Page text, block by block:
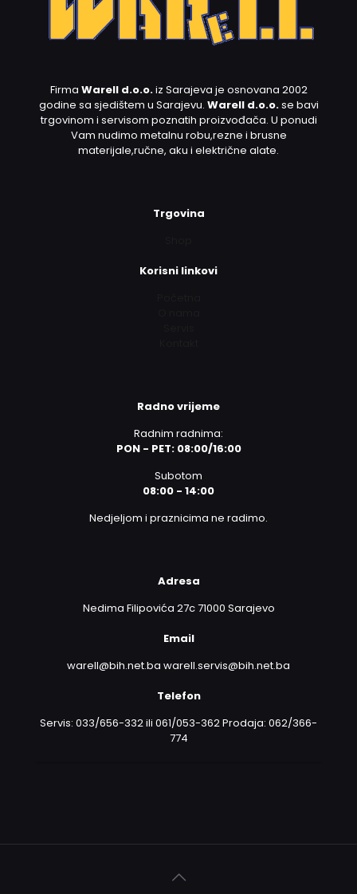
Firma Warell d.o.o.iz Sarajeva je osnovana 2002
godine sa sjedištem u Sarajevu. Warell d.o.o.se bavi
trgovinom i servisom poznatih proizvođača. U ponudi
Vam nudimo metalnu robu,rezne i brusne
materijale,ručne, aku i električne alate.
Trgovina
Korisni linkovi
Radno vrijeme
Radnim radnima:
PON - PET: 08:00/16:00
Subotom
08:00 - 14:00
Nedjeljom i praznicima ne radimo.
Adresa
Nedima Filipovića 27c 71000 Sarajevo
Email
warell@bih.net.ba warell.servis@bih.net.ba
Telefon
Servis: 033/656-332 ili 061/053-362 Prodaja: 062/366-
774